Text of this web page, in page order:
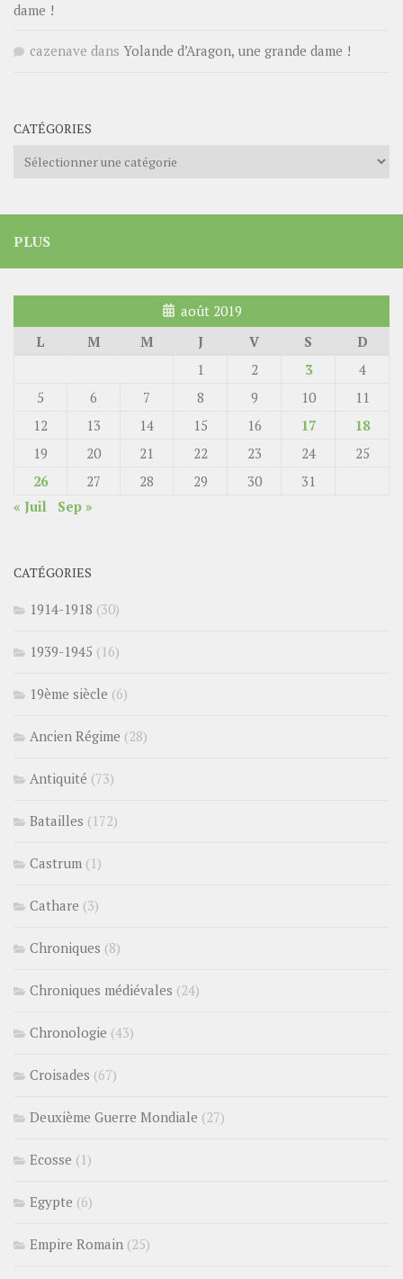
dame !
cazenave dans Yolande d’Aragon, une grande dame !
CATÉGORIES
Catégories
PLUS
août 2019
L
M M J V S
D
1
2 3
4
5
6 7 8 9 10
11
12
13 14 15 16 17
18
19
20 21 22 23 24
25
26
27 28 29 30
31
« Juil
Sep »
CATÉGORIES
1914-1918 (30)
1939-1945 (16)
19ème siècle (6)
Ancien Régime (28)
Antiquité (73)
Batailles (172)
Castrum (1)
Cathare (3)
Chroniques (8)
Chroniques médiévales (24)
Chronologie (43)
Croisades (67)
Deuxième Guerre Mondiale (27)
Ecosse (1)
Egypte (6)
Empire Romain (25)